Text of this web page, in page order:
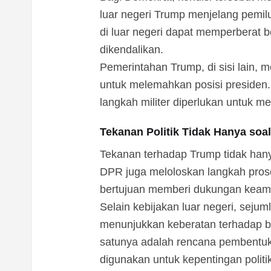
luar negeri Trump menjelang
di luar negeri dapat memperberat
dikendalikan.
Pemerintahan Trump, di sisi lain,
untuk melemahkan posisi
langkah militer diperlukan untuk
Tekanan Politik Tidak Hanya
Tekanan terhadap Trump tidak
DPR juga meloloskan langkah
bertujuan memberi dukungan
Selain kebijakan luar negeri,
menunjukkan keberatan terhadap
satunya adalah rencana
digunakan untuk kepentingan